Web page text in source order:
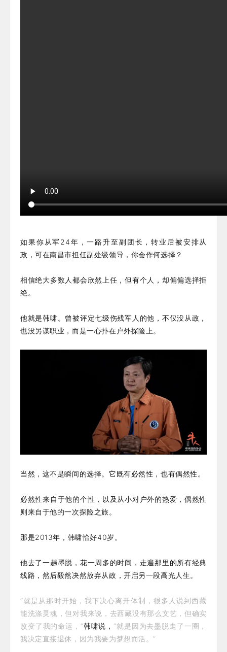
如果你从军24年，一路升至副团长，转业后被安排从
政，可在南昌市担任副处级领导，你会作何选择？
相信绝大多数人都会欣然上任，但有个人，却偏偏选择拒
绝。
他就是韩啸。曾被评定七级伤残军人的他，不仅没从政，
也没另谋职业，而是一心扑在户外探险上。
当然，这不是瞬间的选择。它既有必然性，也有偶然性。
必然性来自于他的个性，以及从小对户外的热爱，偶然性
则来自于他的一次探险之旅。
那是2013年，韩啸恰好40岁。
他去了一趟墨脱，花一周多的时间，走遍那里的所有经典
线路，然后毅然决然放弃从政，开启另一段高光人生。
“就是从那时开始，我下决心离开体制，很多人说到西藏
能洗涤灵魂，但对我来说，去西藏没有那么文艺，但确实
改变了我的命运，”韩啸说，“就是因为去墨脱走了一圈，
我决定直接退休，因为我要为梦想而活。”